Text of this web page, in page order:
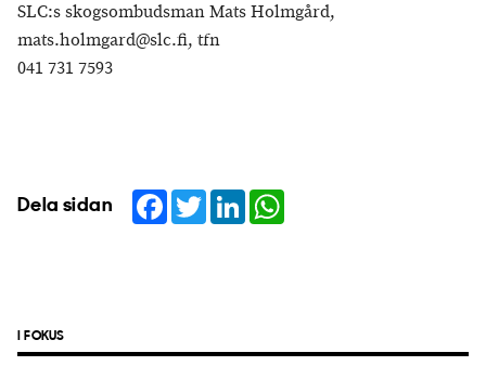
SLC:s skogsombudsman Mats Holmgård,
mats.holmgard@slc.fi, tfn
041 731 7593
Dela sidan Facebook
TwitterLinkedIn
I FOKUS